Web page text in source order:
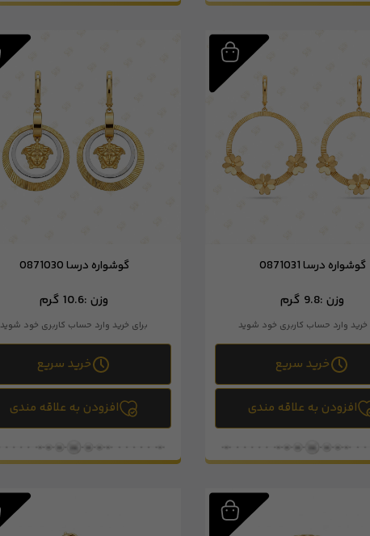
گوشواره درسا 0871031
وزن :9.8 گرم
خرید وارد حساب کاربری خود شوید
خرید سریع
افزودن به علاقه مندی
گوشواره درسا 0871030
وزن :10.6 گرم
برای خرید وارد حساب کاربری خود شوید
خرید سریع
افزودن به علاقه مندی